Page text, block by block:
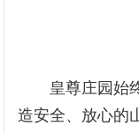
皇尊庄园始终
造安全、放心的